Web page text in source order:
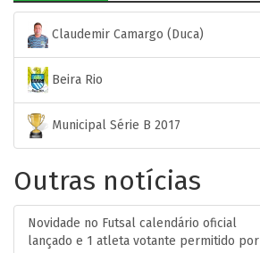
Claudemir Camargo (Duca)
Beira Rio
Municipal Série B 2017
Outras notícias
Novidade no Futsal calendário oficial
lançado e 1 atleta votante permitido